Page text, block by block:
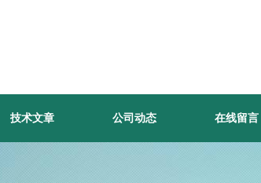
技术文章 公司动态 在线留言